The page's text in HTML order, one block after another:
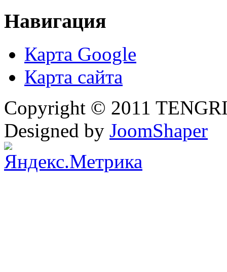
Навигация
Карта Google
Карта сайта
Copyright © 2011
Designed by JoomShaper